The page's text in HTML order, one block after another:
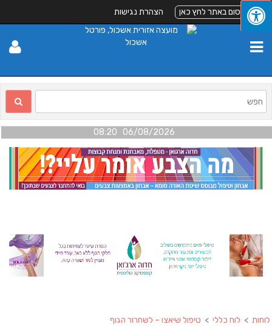
לפרסום באתר לחץ כאן הצהרת נגישות
06/08/2026 08:20
לוחות > לוח כללי > טיפול שיאצו – לשחרור הגוף